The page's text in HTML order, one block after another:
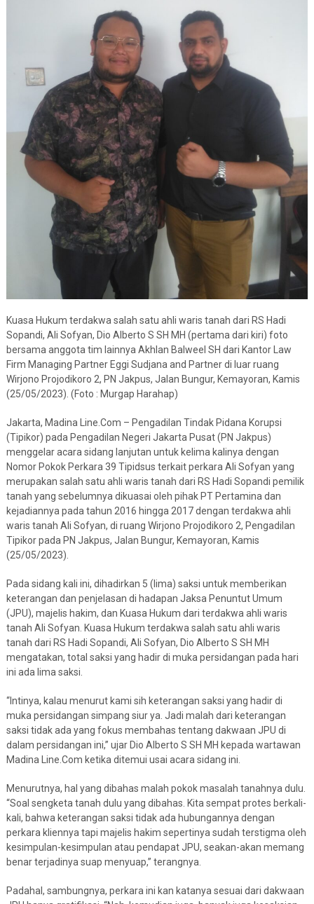
Kuasa Hukum terdakwa salah satu ahli waris tanah dari RS Hadi
Sopandi, Ali Sofyan, Dio Alberto S SH MH (pertama dari kiri) foto
bersama anggota tim lainnya Akhlan Balweel SH dari Kantor Law
Firm Managing Partner Eggi Sudjana and Partner di luar ruang
Wirjono Projodikoro 2, PN Jakpus, Jalan Bungur, Kemayoran, Kamis
(25/05/2023). (Foto : Murgap Harahap)
Jakarta, Madina Line.Com – Pengadilan Tindak Pidana Korupsi
(Tipikor) pada Pengadilan Negeri Jakarta Pusat (PN Jakpus)
menggelar acara sidang lanjutan untuk kelima kalinya dengan
Nomor Pokok Perkara 39 Tipidsus terkait perkara Ali Sofyan yang
merupakan salah satu ahli waris tanah dari RS Hadi Sopandi pemilik
tanah yang sebelumnya dikuasai oleh pihak PT Pertamina dan
kejadiannya pada tahun 2016 hingga 2017 dengan terdakwa ahli
waris tanah Ali Sofyan, di ruang Wirjono Projodikoro 2, Pengadilan
Tipikor pada PN Jakpus, Jalan Bungur, Kemayoran, Kamis
(25/05/2023).
Pada sidang kali ini, dihadirkan 5 (lima) saksi untuk memberikan
keterangan dan penjelasan di hadapan Jaksa Penuntut Umum
(JPU), majelis hakim, dan Kuasa Hukum dari terdakwa ahli waris
tanah Ali Sofyan. Kuasa Hukum terdakwa salah satu ahli waris
tanah dari RS Hadi Sopandi, Ali Sofyan, Dio Alberto S SH MH
mengatakan, total saksi yang hadir di muka persidangan pada hari
ini ada lima saksi.
“Intinya, kalau menurut kami sih keterangan saksi yang hadir di
muka persidangan simpang siur ya. Jadi malah dari keterangan
saksi tidak ada yang fokus membahas tentang dakwaan JPU di
dalam persidangan ini,” ujar Dio Alberto S SH MH kepada wartawan
Madina Line.Com ketika ditemui usai acara sidang ini.
Menurutnya, hal yang dibahas malah pokok masalah tanahnya dulu.
“Soal sengketa tanah dulu yang dibahas. Kita sempat protes berkali-
kali, bahwa keterangan saksi tidak ada hubungannya dengan
perkara kliennya tapi majelis hakim sepertinya sudah terstigma oleh
kesimpulan-kesimpulan atau pendapat JPU, seakan-akan memang
benar terjadinya suap menyuap,” terangnya.
Padahal, sambungnya, perkara ini kan katanya sesuai dari dakwaan